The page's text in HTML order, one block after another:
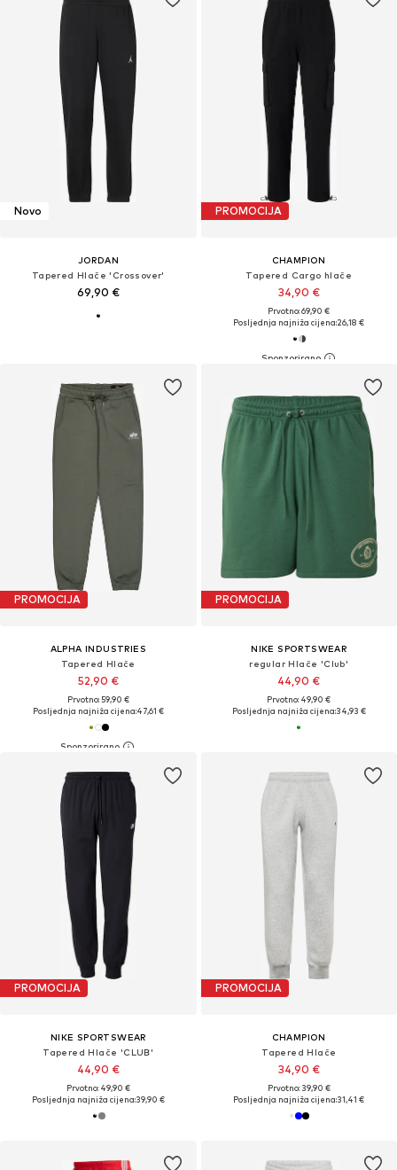
Novo
JORDAN
Tapered Hlače 'Crossover'
69,90 €
PROMOCIJA
CHAMPION
Tapered Cargo hlače
34,90 €
Prvotno: 69,90 €
Posljednja najniža cijena:26,18 €
PROMOCIJA
ALPHA INDUSTRIES
Tapered Hlače
52,90 €
Prvotno: 59,90 €
Posljednja najniža cijena:47,61 €
PROMOCIJA
NIKE SPORTSWEAR
regular Hlače 'Club'
44,90 €
Prvotno: 49,90 €
Posljednja najniža cijena:34,93 €
PROMOCIJA
NIKE SPORTSWEAR
Tapered Hlače 'CLUB'
44,90 €
Prvotno: 49,90 €
Posljednja najniža cijena:39,90 €
PROMOCIJA
CHAMPION
Tapered Hlače
34,90 €
Prvotno: 39,90 €
Posljednja najniža cijena:31,41 €